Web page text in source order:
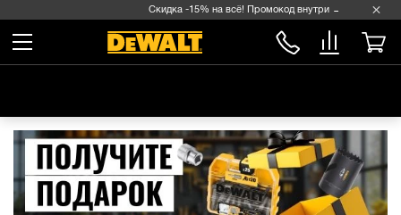
Скидка -15% на всё! Промокод внутри →